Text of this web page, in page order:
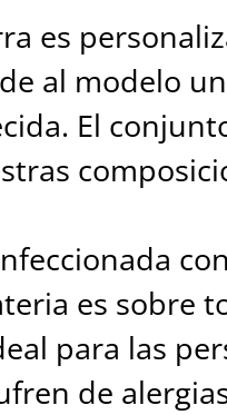
es
al modelo
El
es sobre
para las
de